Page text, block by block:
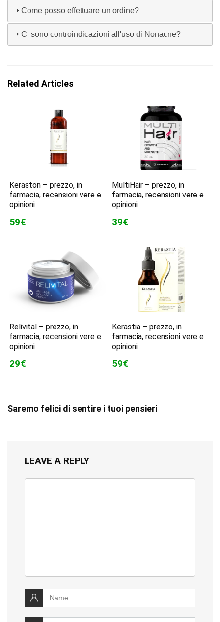
Come posso effettuare un ordine?
Ci sono controindicazioni all'uso di Nonacne?
Related Articles
Keraston – prezzo, in
farmacia, recensioni vere e
opinioni
59€
MultiHair – prezzo, in
farmacia, recensioni vere e
opinioni
39€
Relivital – prezzo, in
farmacia, recensioni vere e
opinioni
29€
Kerastia – prezzo, in
farmacia, recensioni vere e
opinioni
59€
Saremo felici di sentire i tuoi pensieri
LEAVE A REPLY